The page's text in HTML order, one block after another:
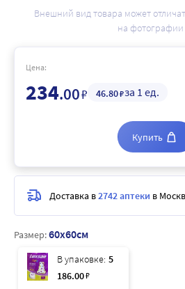
Внешний вид товара может
на фотографии
Размер:60x60см
В упаковке: 5
186.00₽
Цена:
234.00₽ 46.80₽за 1 ед.
Купить
Доставка в2742 аптеки в